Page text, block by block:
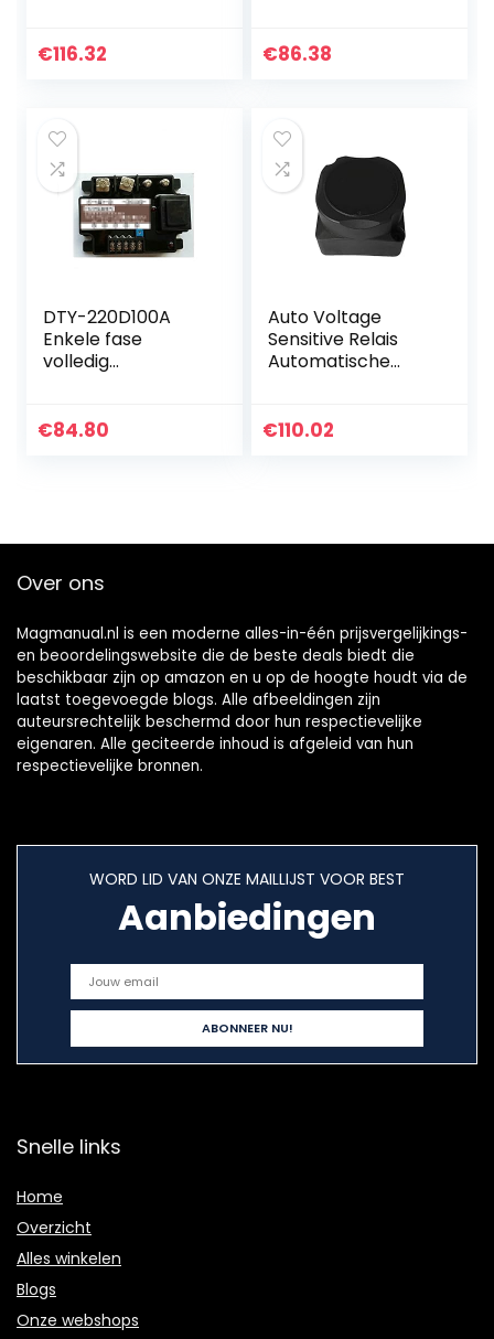
module 400A
Voor…
€116.32
nde module 120A
…
€86.38
DTY-220D100A
Enkele fase
volledig
nde module 100A
€84.80
Auto Voltage
Sensitive Relais
Automatische
Isolator (VSR)
€110.02
Over ons
Magmanual.nl is een moderne alles-in-één prijsvergelijkings-
en beoordelingswebsite die de beste deals biedt die
beschikbaar zijn op amazon en u op de hoogte houdt via de
laatst toegevoegde blogs. Alle afbeeldingen zijn
auteursrechtelijk beschermd door hun respectievelijke
eigenaren. Alle geciteerde inhoud is afgeleid van hun
respectievelijke bronnen.
WORD LID VAN ONZE MAILLIJST VOOR BEST
Aanbiedingen
Snelle links
Home
Overzicht
Alles winkelen
Blogs
Onze webshops